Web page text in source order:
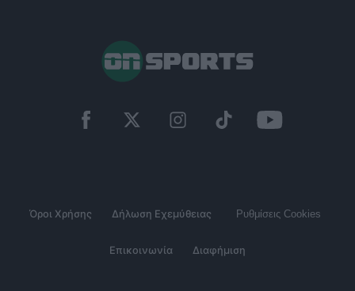
Όροι Χρήσης Δήλωση Εχεμύθειας Ρυθμίσεις Cookies
Επικοινωνία Διαφήμιση